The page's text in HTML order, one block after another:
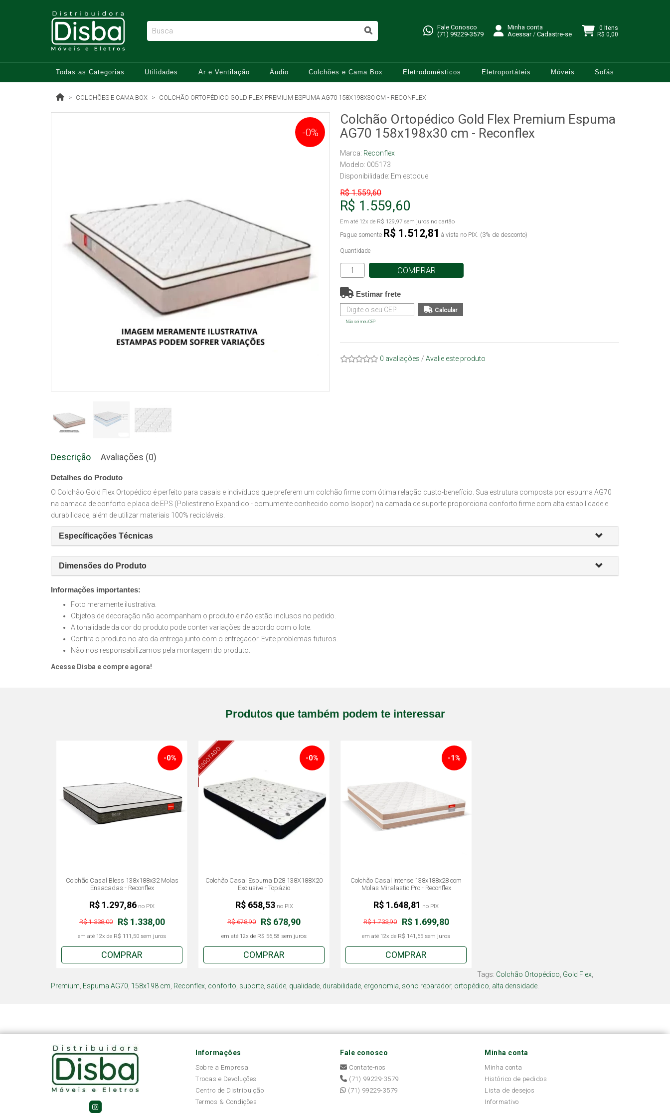
Fale Conosco
(71) 99229-3579
Minha conta
Acessar/ Cadastre-se
0 Itens
R$ 0,00
Todas as Categorias Utilidades Ar e Ventilação Áudio Colchões e Cama Box Eletrodomésticos Eletroportáteis Móveis Sofás
COLCHÕES E CAMA BOX COLCHÃO ORTOPÉDICO GOLD FLEX PREMIUM ESPUMA AG70 158X198X30 CM - RECONFLEX
-0%
Colchão Ortopédico Gold Flex Premium Espuma
AG70 158x198x30 cm - Reconflex
Marca: Reconflex
Modelo: 005173
Disponibilidade: Em estoque
R$ 1.559,60
R$ 1.559,60
Em até 12x de R$ 129,97 sem juros no cartão
Pague somente R$ 1.512,81 à vista no PIX. (3% de desconto)
Quantidade
COMPRAR
Estimar frete
Não sei meu CEP
0 avaliações / Avalie este produto
Descrição Avaliações (0)
Detalhes do Produto
O Colchão Gold Flex Ortopédico é perfeito para casais e indivíduos que preferem um colchão firme com ótima relação custo-benefício. Sua estrutura composta por espuma AG70
na camada de conforto e placa de EPS (Poliestireno Expandido - comumente conhecido como Isopor) na camada de suporte proporciona conforto firme com alta estabilidade e
durabilidade, além de utilizar materiais 100% recicláveis.
Específicações Técnicas
Dimensões do Produto
Informações importantes:
Foto meramente ilustrativa.
Objetos de decoração não acompanham o produto e não estão inclusos no pedido.
A tonalidade da cor do produto pode conter variações de acordo com o lote.
Confira o produto no ato da entrega junto com o entregador. Evite problemas futuros.
Não nos responsabilizamos pela montagem do produto.
Acesse Disba e compre agora!
Produtos que também podem te interessar
Colchão Casal Bless 138x188x32 Molas
Ensacadas - Reconflex
-0%
R$ 1.338,00
R$ 1.338,00
em até 12x de R$ 111,50 sem juros
R$ 1.297,86 no PIX
COMPRAR
ESGOTADO
Colchão Casal Espuma D28 138X188X20
Exclusive - Topázio
-0%
R$ 678,90
R$ 678,90
em até 12x de R$ 56,58 sem juros
R$ 658,53no PIX
COMPRAR
Colchão Casal Intense 138x188x28 com
Molas Miralastic Pro - Reconflex
-1%
R$ 1.699,80
R$ 1.733,90
em até 12x de R$ 141,65 sem juros
R$ 1.648,81 no PIX
COMPRAR
Tags: Colchão Ortopédico Gold Flex
Premium Espuma AG70 158x198 cm Reconflex conforto suporte saúde qualidade durabilidade ergonomia sono reparador, ortopédico alta densidade.
Informações
Sobre a Empresa
Trocas e Devoluções
Centro de Distribuição
Termos & Condições
Fale conosco
Contate-nos
(71) 99229-3579
(71) 99229-3579
Minha conta
Minha conta
Histórico de pedidos
Lista de desejos
Informativo